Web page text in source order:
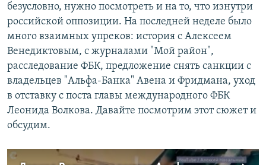
безусловно, нужно посмотреть и на то, что изнутри
российской оппозиции. На последней неделе было
много взаимных упреков: история с Алексеем
Венедиктовым, с журналами "Мой район",
расследование ФБК, предложение снять санкции с
владельцев "Альфа-Банка" Авена и Фридмана, уход
в отставку с поста главы международного ФБК
Леонида Волкова. Давайте посмотрим этот сюжет и
обсудим.